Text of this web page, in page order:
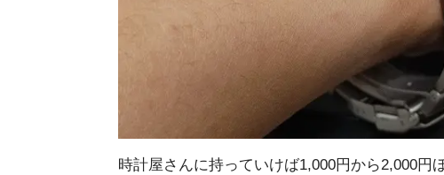
時計屋さんに持っていけば1,000円から2,000